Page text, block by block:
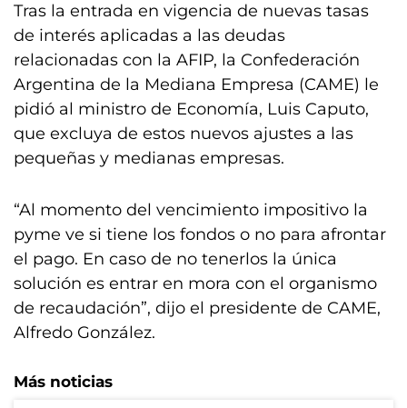
Tras la entrada en vigencia de nuevas tasas
de interés aplicadas a las deudas
relacionadas con la AFIP, la Confederación
Argentina de la Mediana Empresa (CAME) le
pidió al ministro de Economía, Luis Caputo,
que excluya de estos nuevos ajustes a las
pequeñas y medianas empresas.
“Al momento del vencimiento impositivo la
pyme ve si tiene los fondos o no para afrontar
el pago. En caso de no tenerlos la única
solución es entrar en mora con el organismo
de recaudación”, dijo el presidente de CAME,
Alfredo González.
Más noticias